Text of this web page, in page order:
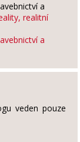
a
realitní
a
veden pouze